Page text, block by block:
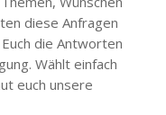
diese Anfragen
die Antworten
Wählt einfach
euch unsere